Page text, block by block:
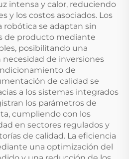
intensa y calor, reduciendo
y los costos asociados. Los
robótica se adaptan sin
de producto mediante
posibilitando una
de inversiones
de
de calidad se
a los sistemas integrados
los parámetros de
cumpliendo con los
en sectores regulados y
de calidad. La eficiencia
una optimización del